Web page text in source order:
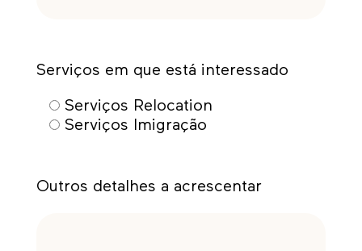
Serviços em que está interessado
Serviços Relocation
Serviços Imigração
Outros detalhes a acrescentar